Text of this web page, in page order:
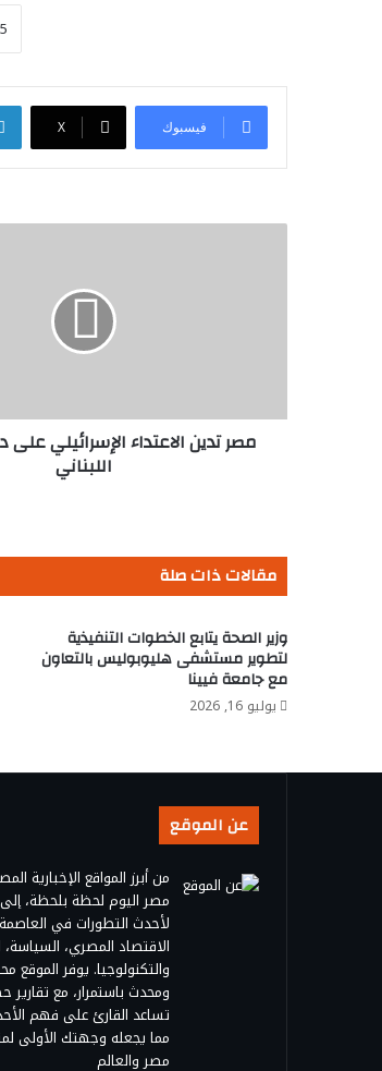
فيسبوك ‫X
مصر
مصر تدين الاعتداء الإسرائيلي
اللبناني
مقالات ذات صلة
وزير الصحة يتابع الخطوات التنفيذية
لتطوير مستشفى هليوبوليس بالتعاون
مع جامعة فيينا
يوليو 16, 2026
عن الموقع
من أبرز المواقع الإخبارية
مصر اليوم لحظة بلحظة،
لأحدث التطورات في العاصمة
الاقتصاد المصري، السياسة،
والتكنولوجيا. يوفر الموقع
ومحدث باستمرار، مع
تساعد القارئ على فهم
مما يجعله وجهتك الأولى
مصر والعالم